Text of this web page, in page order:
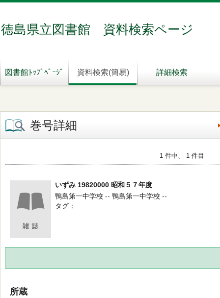
徳島県立図書館 資料検索ページ
図書館ﾄｯﾌﾟﾍﾟｰｼﾞ 資料検索(簡易) 詳細検索
巻号詳細
1 件中、 1 件目
いずみ 19820000 昭和５７年度
鴨島第一中学校 -- 鴨島第一中学校 --
タグ
所蔵